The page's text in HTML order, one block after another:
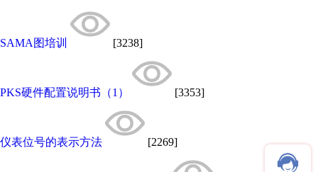
SAMA图培训 [3238]
PKS硬件配置说明书（1） [3353]
仪表位号的表示方法 [2269]